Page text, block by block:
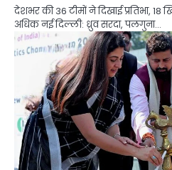
देशभर की 36 टीमों ने दिखाई प्रतिभा, 18
अधिक नई दिल्ली: ध्रुव सरदा, पलगुना…